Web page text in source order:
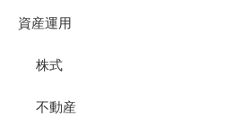
資産運用
株式
不動産